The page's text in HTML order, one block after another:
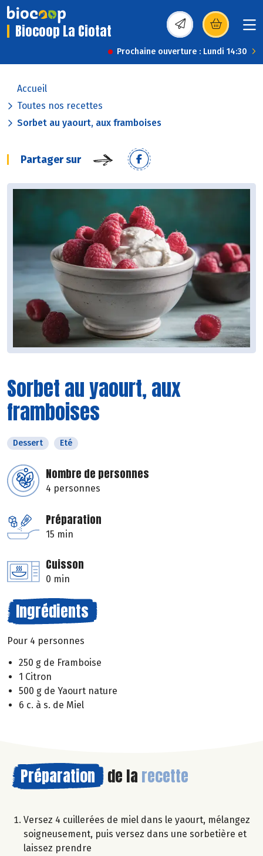
Biocoop La Ciotat (s’ouvre dans une
Prochaine ouverture : Lundi 14:30
Accueil
Toutes nos recettes
Sorbet au yaourt, aux framboises
Partager sur
Sorbet au yaourt, aux
framboises
Dessert Eté
Nombre de personnes
4 personnes
Préparation
15 min
Cuisson
0 min
Ingrédients
Pour 4 personnes
250 g de Framboise
1 Citron
500 g de Yaourt nature
6 c. à s. de Miel
Préparation de la recette
Versez 4 cuillerées de miel dans le yaourt, mélangez
soigneusement, puis versez dans une sorbetière et
laissez prendre